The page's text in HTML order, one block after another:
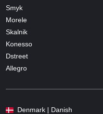
Smyk
Morele
Skalnik
Konesso
Dstreet
Allegro
Denmark | Danish